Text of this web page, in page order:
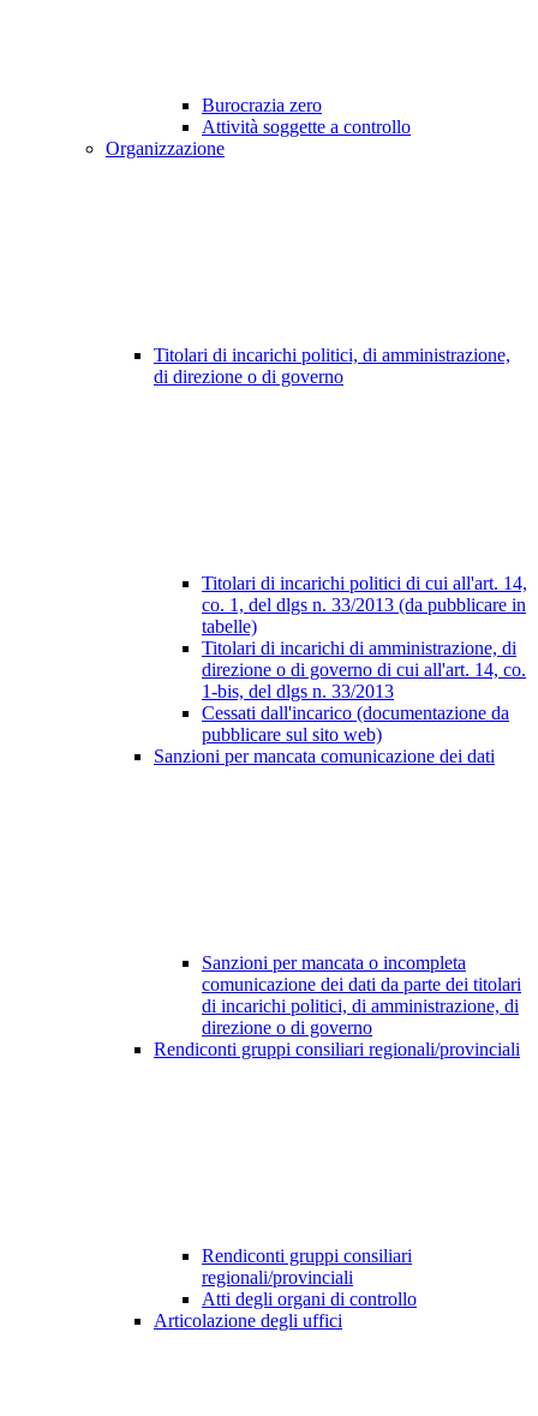
Burocrazia zero
Attività soggette a controllo
Organizzazione
Titolari di incarichi politici, di amministrazione,
di direzione o di governo
Titolari di incarichi politici di cui all'art. 14,
co. 1, del dlgs n. 33/2013 (da pubblicare in
tabelle)
Titolari di incarichi di amministrazione, di
direzione o di governo di cui all'art. 14, co.
1-bis, del dlgs n. 33/2013
Cessati dall'incarico (documentazione da
pubblicare sul sito web)
Sanzioni per mancata comunicazione dei dati
Sanzioni per mancata o incompleta
comunicazione dei dati da parte dei titolari
di incarichi politici, di amministrazione, di
direzione o di governo
Rendiconti gruppi consiliari regionali/provinciali
Rendiconti gruppi consiliari
regionali/provinciali
Atti degli organi di controllo
Articolazione degli uffici